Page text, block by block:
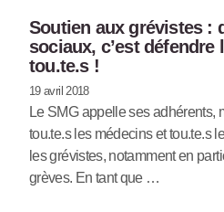
Soutien aux grévistes :
sociaux, c’est défendre
tou.te.s !
19 avril 2018
Le SMG appelle ses adhérents,
tou.te.s les médecins et tou.te.s
les grévistes, notamment en
grèves. En tant que …